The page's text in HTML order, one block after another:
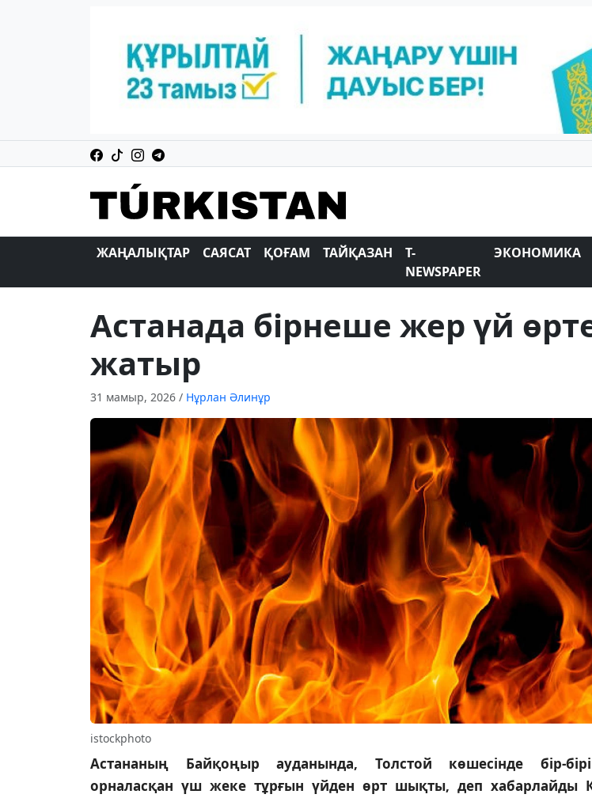
ЖАҢАЛЫҚТАР САЯСАТ ҚОҒАМ ТАЙҚАЗАН
T-
NEWSPAPER
ЭКОНОМИКА
Астанада бірнеше жер үй
жатыр
31 мамыр, 2026 / Нұрлан Әлинұр
istockphoto
Астананың Байқоңыр ауданында, Толстой көшесінде бір-
орналасқан үш жеке тұрғын үйден өрт шықты, деп хабарлайды